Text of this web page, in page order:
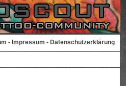
- Impressum - Datenschutzerklärung